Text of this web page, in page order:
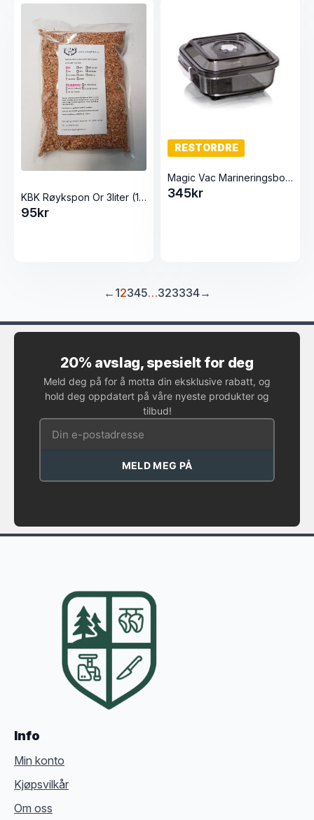
KBK Røykspon Or 3liter (1-3mm)
95kr
RESTORDRE
Magic Vac Marineringsboks m/lokk 2,5 liter
345kr
← 12345…323334→
20% avslag, spesielt for deg
Meld deg på for å motta din eksklusive rabatt, og
hold deg oppdatert på våre nyeste produkter og
tilbud!
MELD MEG PÅ
Info
Min konto
Kjøpsvilkår
Om oss